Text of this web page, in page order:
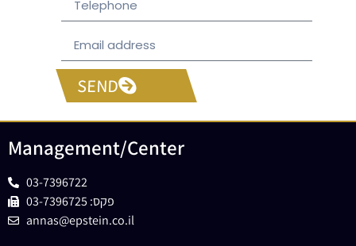
SEND
Management/Center
03-7396722
פקס: 03-7396725
annas@epstein.co.il